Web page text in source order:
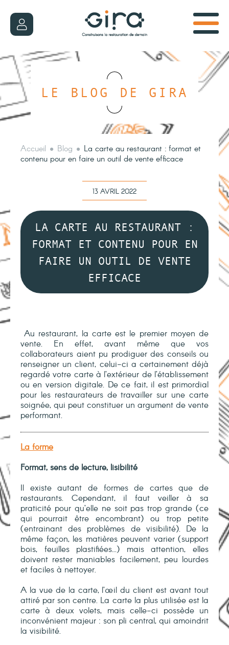
LE BLOG DE GIRA
Accueil Blog
La carte au restaurant : format et
contenu pour en faire un outil de vente efficace
13 AVRIL 2022
LA CARTE AU RESTAURANT :
FORMAT ET CONTENU POUR EN
FAIRE UN OUTIL DE VENTE
EFFICACE
Au restaurant, la carte est le premier moyen de
vente. En effet, avant même que vos
collaborateurs aient pu prodiguer des conseils ou
renseigner un client, celui-ci a certainement déjà
regardé votre carte à l’extérieur de l’établissement
ou en version digitale. De ce fait, il est primordial
pour les restaurateurs de travailler sur une carte
soignée, qui peut constituer un argument de vente
performant.
La forme
Format, sens de lecture, lisibilité
Il existe autant de formes de cartes que de
restaurants. Cependant, il faut veiller à sa
praticité pour qu’elle ne soit pas trop grande (ce
qui pourrait être encombrant) ou trop petite
(entrainant des problèmes de visibilité). De la
même façon, les matières peuvent varier (support
bois, feuilles plastifiées...) mais attention, elles
doivent rester maniables facilement, peu lourdes
et faciles à nettoyer.
A la vue de la carte, l’œil du client est avant tout
attiré par son centre. La carte la plus utilisée est la
carte à deux volets, mais celle-ci possède un
inconvénient majeur : son pli central, qui amoindrit
la visibilité.